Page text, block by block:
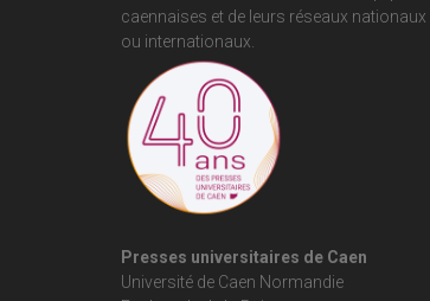
caennaises et de leurs réseaux nationaux
ou internationaux.
Presses universitaires de Caen
Université de Caen Normandie